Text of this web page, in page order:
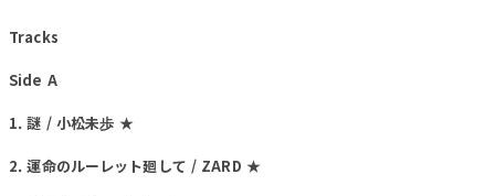
Tracks
Side A
1. 謎 / 小松未歩 ★
2. 運命のルーレット廻して / ZARD ★